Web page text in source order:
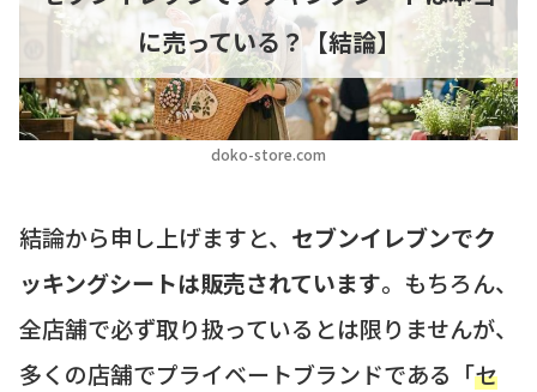
doko-store.com
に売っている？【結論】
結論から申し上げますと、 セブンイレブンでク
ッキングシートは販売されています。もちろん、
全店舗で必ず取り扱っているとは限りませんが、
多くの店舗でプライベートブランドである「セ